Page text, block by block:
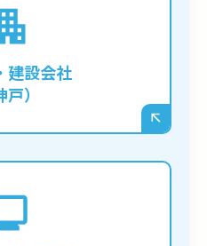
建設会社
戸）
施工事例をデータベー
件で絞り込んで検索で
能を持つサイトを構築
合に必須となります。
数の事業紹介など、多
信する必要がある企業